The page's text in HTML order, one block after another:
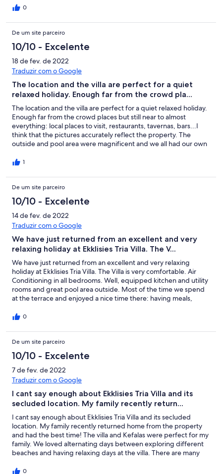
was very close to Almyrida (10 mins drive), with lots of
nearest beach (Omprogialos), which is very close, is absolutely
beautiful and was perfect for long walks, swimming, and
snorkeling. Overall, it was a pleasant holiday for us. Thank you
for looking after us. We are already planning our next stay at the
villa.
0
De um site parceiro
10/10 - Excelente
18 de fev. de 2022
Traduzir com o Google
The location and the villa are perfect for a quiet
relaxed holiday. Enough far from the crowd pla...
The location and the villa are perfect for a quiet relaxed holiday.
Enough far from the crowd places but still near to almost
everything: local places to visit, restaurants, tavernas, bars...I
think that the pictures accurately reflect the property. The
outside and pool area were magnificent and we all had our own
the first holiday we have had when we have not visited hotel
thought-out and well-cared-for property. We particularly
enjoyed the outdoor seating area and the pool. The children
loved the pool and terrace and played there almost all day
which in turn gave us a break too! We also visited Plakka and
Kalyves and spend a great time there: tasting local food,
drinking some of the local wines, swimming, sunbathing,
current holiday destination and we definitely book it again for
the next year.
1
De um site parceiro
10/10 - Excelente
14 de fev. de 2022
Traduzir com o Google
We have just returned from an excellent and very
relaxing holiday at Ekklisies Tria Villa. The V...
We have just returned from an excellent and very relaxing
holiday at Ekklisies Tria Villa. The Villa is very comfortable. Air
Conditioning in all bedrooms. Well, equipped kitchen and utility
rooms and great pool area outside. Most of the time we spend
at the terrace and enjoyed a nice time there: having meals,
was lovely and perfect temperature in August...Kefalas has 4-5
tasty local food there and found the people of Kefalas and Crete
very friendly and hospitable. Nice relaxed holiday overall.
Already booked Ekklisies Tria Villa for next year.
0
De um site parceiro
10/10 - Excelente
7 de fev. de 2022
Traduzir com o Google
I cant say enough about Ekklisies Tria Villa and its
secluded location. My family recently return...
I cant say enough about Ekklisies Tria Villa and its secluded
location. My family recently returned home from the property
and had the best time! The villa and Kefalas were perfect for my
family. We loved alternating days between exploring different
beaches and having relaxing days at the villa. There are many
supermarket within a few minutes walk from the villa. The place
0